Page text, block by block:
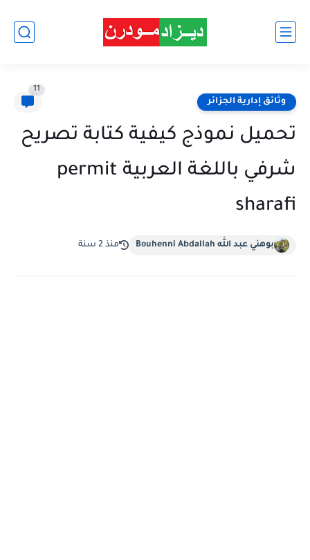
وثائق إدارية الجزائر
11
تحميل نموذج كيفية كتابة تصريح
شرفي باللغة العربية permit
sharafi
بوهني عبد الله Bouhenni Abdallah منذ 2 سنة